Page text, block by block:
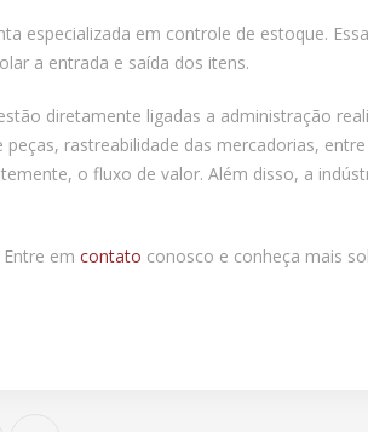
especializada em controle de estoque.
a entrada e saída dos itens.
diretamente ligadas a administração
rastreabilidade das mercadorias,
o fluxo de valor. Além disso, a
em contato conosco e conheça mais